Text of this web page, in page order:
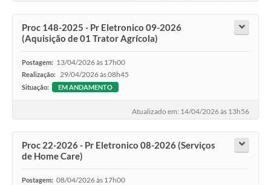
Proc 148-2025 - Pr Eletronico 09-2026
(Aquisição de 01 Trator Agrícola)
Postagem: 13/04/2026 às 17h00
Realização: 29/04/2026 às 08h45
Situação: EM ANDAMENTO
Atualizado em: 14/04/2026 às 13h56
Proc 22-2026 - Pr Eletronico 08-2026 (Serviços
de Home Care)
Postagem: 08/04/2026 às 17h00